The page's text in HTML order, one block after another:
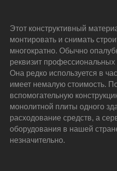
Этот конструктивный
монтировать и снимать
многократно. Обычно
реквизит профессиональных
Она редко используется в
имеет немалую стоимость.
вспомогательную
монолитной плиты одного
расходование средств, а
оборудования в нашей
незначительно.